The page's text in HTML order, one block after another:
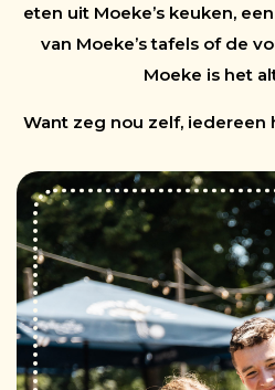
eten uit Moeke’s keuken,
van Moeke’s tafels of de
Moeke is het
Want zeg nou zelf, iedereen